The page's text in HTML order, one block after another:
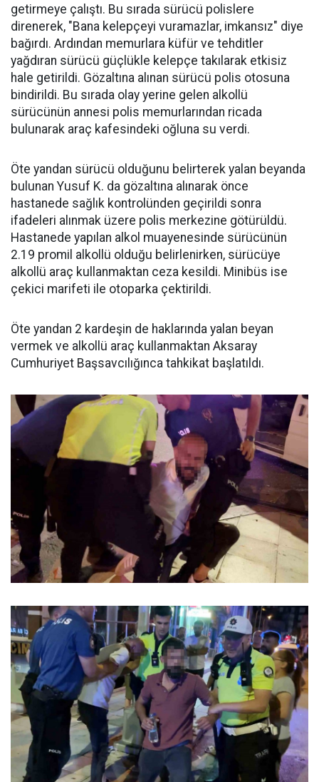
getirmeye çalıştı. Bu sırada sürücü polislere
direnerek, "Bana kelepçeyi vuramazlar, imkansız" diye
bağırdı. Ardından memurlara küfür ve tehditler
yağdıran sürücü güçlükle kelepçe takılarak etkisiz
hale getirildi. Gözaltına alınan sürücü polis otosuna
bindirildi. Bu sırada olay yerine gelen alkollü
sürücünün annesi polis memurlarından ricada
bulunarak araç kafesindeki oğluna su verdi.
Öte yandan sürücü olduğunu belirterek yalan beyanda
bulunan Yusuf K. da gözaltına alınarak önce
hastanede sağlık kontrolünden geçirildi sonra
ifadeleri alınmak üzere polis merkezine götürüldü.
Hastanede yapılan alkol muayenesinde sürücünün
2.19 promil alkollü olduğu belirlenirken, sürücüye
alkollü araç kullanmaktan ceza kesildi. Minibüs ise
çekici marifeti ile otoparka çektirildi.
Öte yandan 2 kardeşin de haklarında yalan beyan
vermek ve alkollü araç kullanmaktan Aksaray
Cumhuriyet Başsavcılığınca tahkikat başlatıldı.